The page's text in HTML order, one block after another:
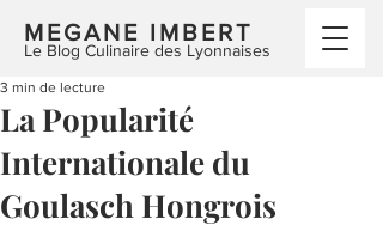
MEGANE IMBERT
Le Blog Culinaire des Lyonnaises
La Popularité
Internationale du
Goulasch Hongrois
3 min de lecture